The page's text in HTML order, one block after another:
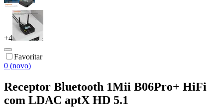
+4
Favoritar
0 (novo)
Receptor Bluetooth 1Mii B06Pro+ HiFi
com LDAC aptX HD 5.1